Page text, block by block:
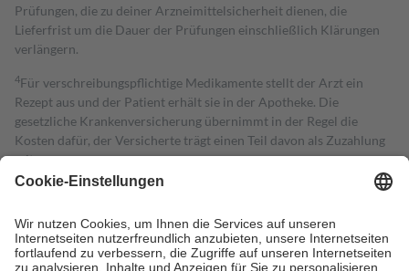
Prüfungen, die zu deiner Arzneimittelsicherheit dienen, die
Lieferfrist um die Dauer der Prüfungen einschließlich Klärungen
verlängern.
4Für verschreibungspflichtige Medikamente stellt der Arzt ein
Rezept aus und der Patient erhält sie in der Apotheke. Die
gesetzliche Krankenversicherung übernimmt in der Regel die
Kosten dafür, der Versicherte trägt einen Teil davon als Zuzahlung
mit.
Grundsätzlich leisten Mitglieder Zuzahlungen in Höhe von zehn
höchstens zehn Euro.
Es sind jedoch nie mehr als die tatsächlichen
Kosten der Leistung zu entrichten.
Diese Regeln gelten grundsätzlich auch für Online-Apotheken.